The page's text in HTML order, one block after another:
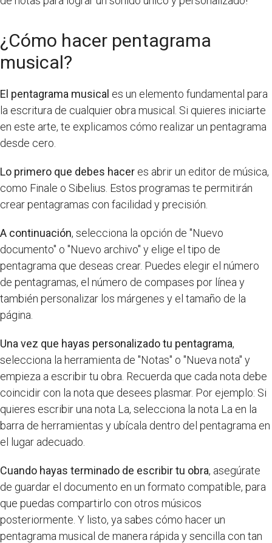
¿Cómo hacer pentagrama
musical?
El pentagrama musical es un elemento fundamental para
la escritura de cualquier obra musical. Si quieres iniciarte
en este arte, te explicamos cómo realizar un pentagrama
desde cero.
Lo primero que debes hacer es abrir un editor de música,
como Finale o Sibelius. Estos programas te permitirán
crear pentagramas con facilidad y precisión.
A continuación, selecciona la opción de "Nuevo
documento" o "Nuevo archivo" y elige el tipo de
pentagrama que deseas crear. Puedes elegir el número
de pentagramas, el número de compases por línea y
también personalizar los márgenes y el tamaño de la
página.
Una vez que hayas personalizado tu pentagrama,
selecciona la herramienta de "Notas" o "Nueva nota" y
empieza a escribir tu obra. Recuerda que cada nota debe
coincidir con la nota que desees plasmar. Por ejemplo: Si
quieres escribir una nota La, selecciona la nota La en la
barra de herramientas y ubícala dentro del pentagrama en
el lugar adecuado.
Cuando hayas terminado de escribir tu obra, asegúrate
de guardar el documento en un formato compatible, para
que puedas compartirlo con otros músicos
posteriormente. Y listo, ya sabes cómo hacer un
pentagrama musical de manera rápida y sencilla con tan